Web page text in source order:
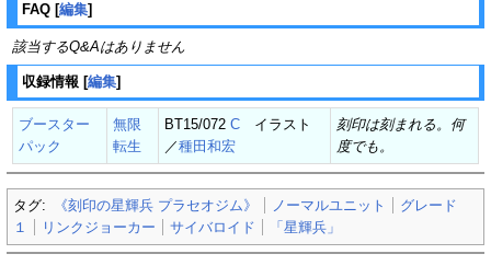
FAQ [編集]
該当するQ&Aはありません
収録情報 [編集]
ブースター
パック
無限
転生
BT15/072 C イラスト
／種田和宏
刻印は刻まれる。何
度でも。
タグ: 《刻印の星輝兵 プラセオジム》 ノーマルユニット
グレード
１
リンクジョーカー サイバロイド 「星輝兵」